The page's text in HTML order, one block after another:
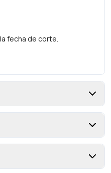
fecha de corte.